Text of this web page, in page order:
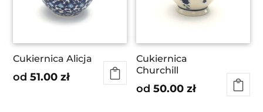
Cukiernica Alicja
od51.00zł
Cukiernica
Churchill
od50.00zł